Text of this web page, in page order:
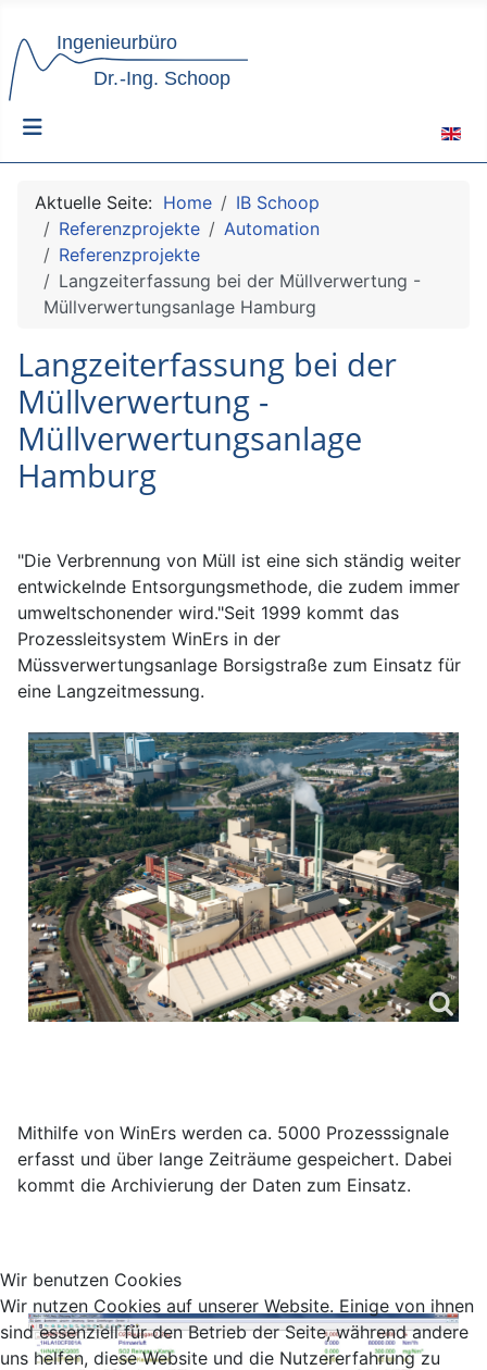
Aktuelle Seite: Home
IB Schoop
Referenzprojekte
Automation
Referenzprojekte
Langzeiterfassung bei der Müllverwertung -
Müllverwertungsanlage Hamburg
Langzeiterfassung bei der
Müllverwertung -
Müllverwertungsanlage
Hamburg
"Die Verbrennung von Müll ist eine sich ständig weiter
entwickelnde Entsorgungs­methode, die zudem immer
umweltschonender wird."Seit 1999 kommt das
Prozessleitsystem WinErs in der
Müssverwertungsanlage Borsigstraße zum Einsatz für
eine Langzeitmessung.
Mithilfe von WinErs werden ca. 5000 Prozesssignale
erfasst und über lange Zeiträume gespeichert. Dabei
kommt die Archivierung der Daten zum Einsatz.
Wir benutzen Cookies
Wir nutzen Cookies auf unserer Website. Einige von ihnen
sind essenziell für den Betrieb der Seite, während andere
uns helfen, diese Website und die Nutzererfahrung zu